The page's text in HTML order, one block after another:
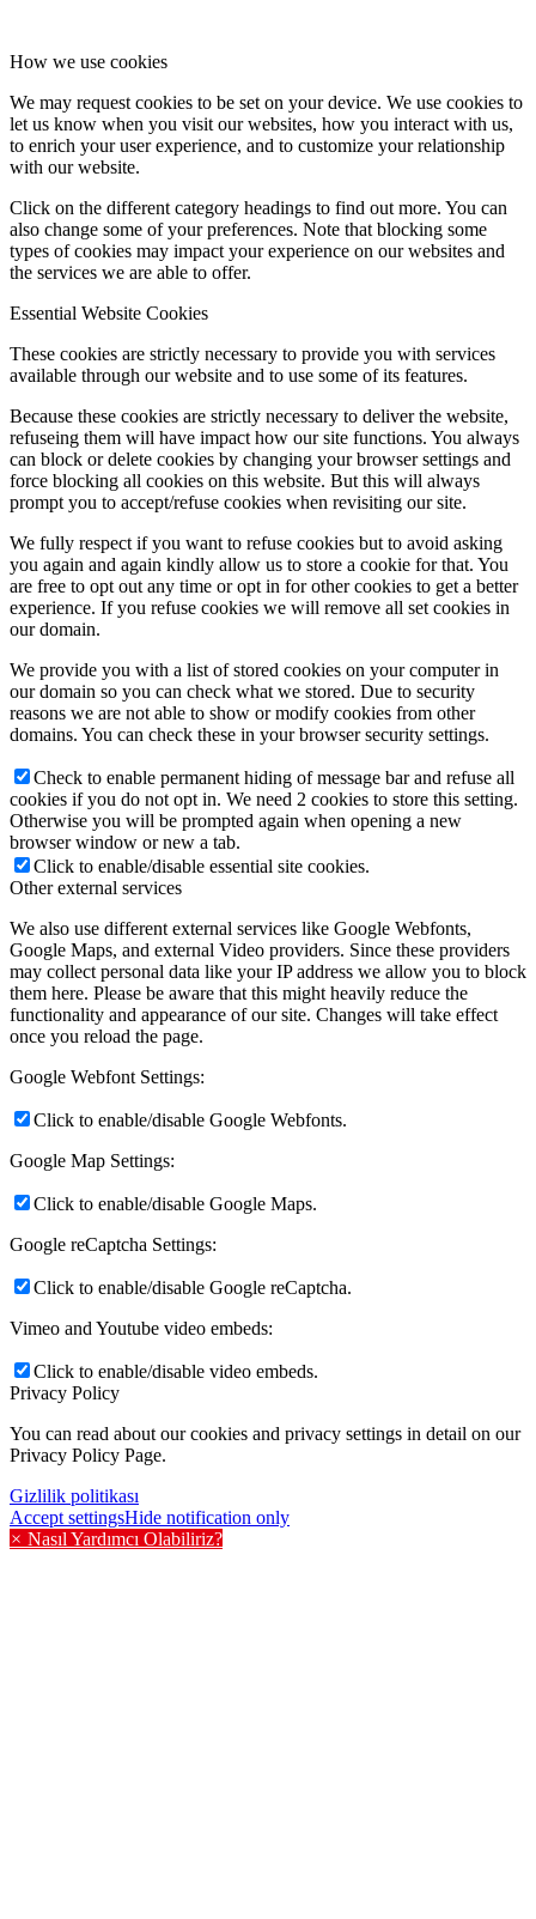
How we use cookies
We may request cookies to be set on your device. We use cookies to
let us know when you visit our websites, how you interact with us,
to enrich your user experience, and to customize your relationship
with our website.
Click on the different category headings to find out more. You can
also change some of your preferences. Note that blocking some
types of cookies may impact your experience on our websites and
the services we are able to offer.
Essential Website Cookies
These cookies are strictly necessary to provide you with services
available through our website and to use some of its features.
Because these cookies are strictly necessary to deliver the website,
refuseing them will have impact how our site functions. You always
can block or delete cookies by changing your browser settings and
force blocking all cookies on this website. But this will always
prompt you to accept/refuse cookies when revisiting our site.
We fully respect if you want to refuse cookies but to avoid asking
you again and again kindly allow us to store a cookie for that. You
are free to opt out any time or opt in for other cookies to get a better
experience. If you refuse cookies we will remove all set cookies in
our domain.
We provide you with a list of stored cookies on your computer in
our domain so you can check what we stored. Due to security
reasons we are not able to show or modify cookies from other
domains. You can check these in your browser security settings.
Check to enable permanent hiding of message bar and refuse all
cookies if you do not opt in. We need 2 cookies to store this setting.
Otherwise you will be prompted again when opening a new
browser window or new a tab.
Click to enable/disable essential site cookies.
Other external services
We also use different external services like Google Webfonts,
Google Maps, and external Video providers. Since these providers
may collect personal data like your IP address we allow you to block
them here. Please be aware that this might heavily reduce the
functionality and appearance of our site. Changes will take effect
once you reload the page.
Google Webfont Settings:
Click to enable/disable Google Webfonts.
Google Map Settings:
Click to enable/disable Google Maps.
Google reCaptcha Settings:
Click to enable/disable Google reCaptcha.
Vimeo and Youtube video embeds:
Click to enable/disable video embeds.
Privacy Policy
You can read about our cookies and privacy settings in detail on our
Privacy Policy Page.
Gizlilik politikası
Accept settingsHide notification only
× Nasıl Yardımcı Olabiliriz?